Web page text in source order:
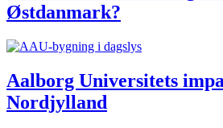
Østdanmark?
Aalborg Universitets
Nordjylland